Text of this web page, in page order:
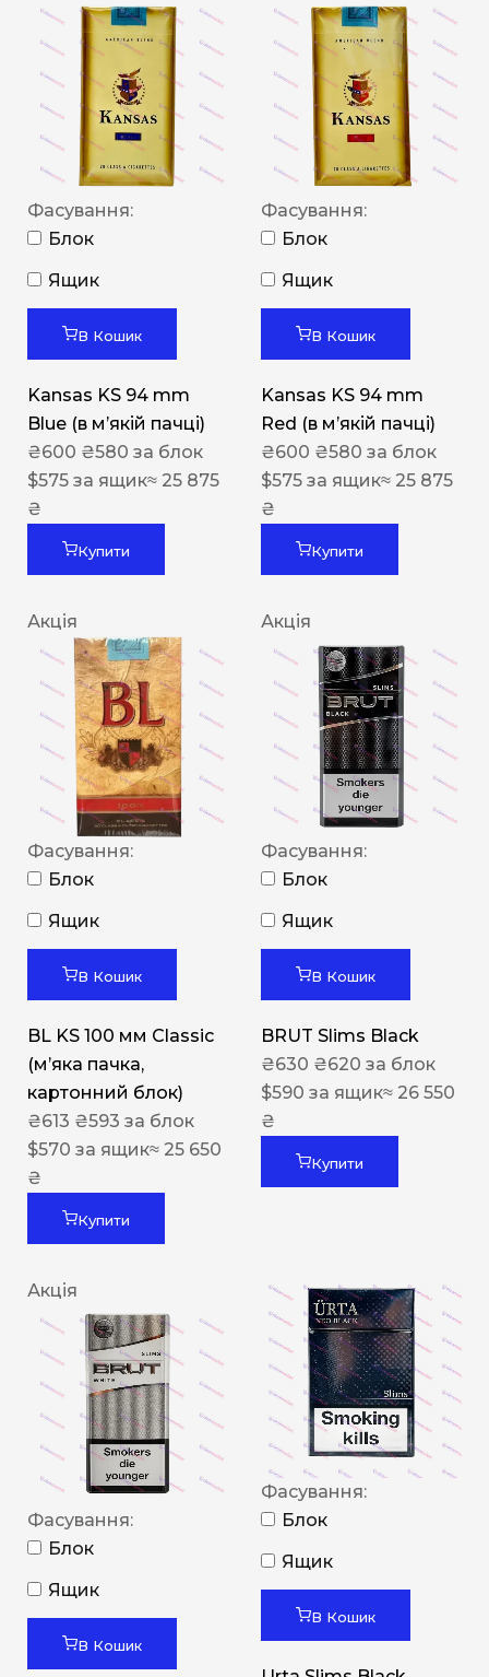
Фасування:
Блок
Ящик
В Кошик
Kansas KS 94 mm
Blue (в мʼякій пачці)
₴600 ₴580 за блок
$575 за ящик≈ 25 875
₴
Купити
Фасування:
Блок
Ящик
В Кошик
Kansas KS 94 mm
Red (в мʼякій пачці)
₴600 ₴580 за блок
$575 за ящик≈ 25 875
₴
Купити
Акція
Фасування:
Блок
Ящик
В Кошик
BL KS 100 мм Classic
(м’яка пачка,
картонний блок)
₴613 ₴593 за блок
$570 за ящик≈ 25 650
₴
Купити
Акція
Фасування:
Блок
Ящик
В Кошик
BRUT Slims Black
₴630 ₴620 за блок
$590 за ящик≈ 26 550
₴
Купити
Акція
Фасування:
Блок
Ящик
В Кошик
Фасування:
Блок
Ящик
В Кошик